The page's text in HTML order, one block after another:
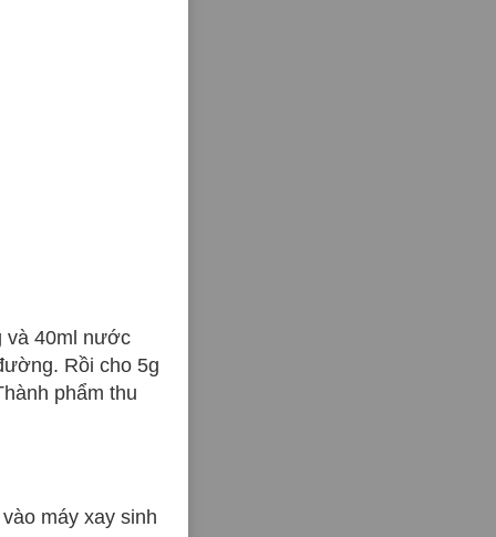
và 40ml nước
Rồi cho 5g
phẩm thu
máy xay sinh